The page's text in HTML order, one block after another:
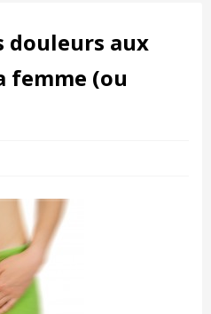
douleurs aux
femme (ou